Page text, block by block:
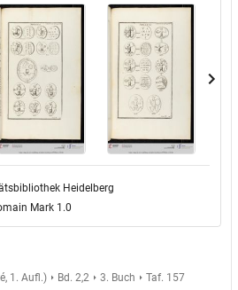
Heidelberg
Mark 1.0
1. Aufl.) Bd. 2,2 3. Buch Taf. 157